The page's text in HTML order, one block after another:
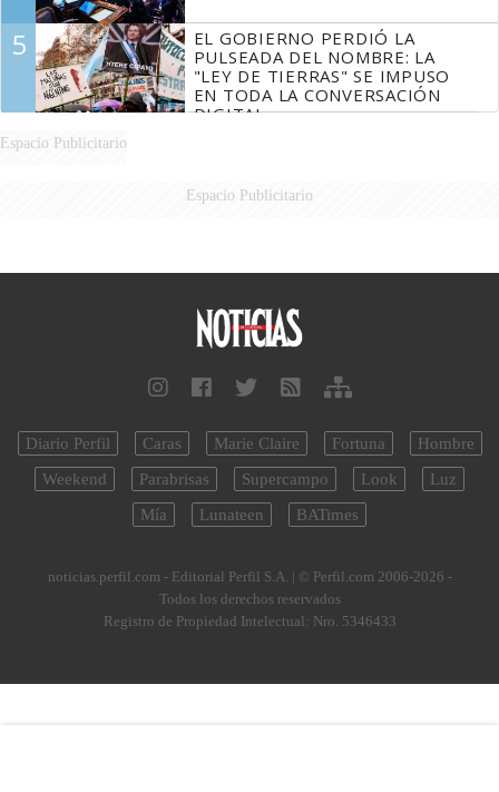
5
EL GOBIERNO PERDIÓ LA
PULSEADA DEL NOMBRE: LA
"LEY DE TIERRAS" SE IMPUSO
EN TODA LA CONVERSACIÓN
DIGITAL
Espacio Publicitario
Espacio Publicitario
Diario Perfil Caras Marie Claire Fortuna
Hombre
Weekend
Parabrisas Supercampo Look
Luz
Mía
Lunateen BATimes
noticias.perfil.com - Editorial Perfil S.A. | © Perfil.com 2006-2026 -
Todos los derechos reservados
Registro de Propiedad Intelectual: Nro. 5346433